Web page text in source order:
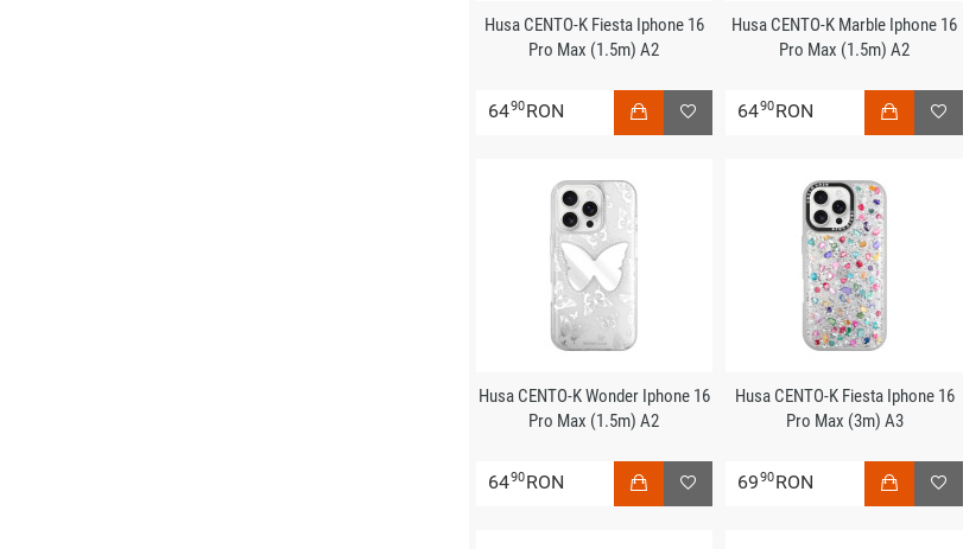
Husa CENTO-K Fiesta Iphone 16
Pro Max (1.5m) A2
6490RON
Husa CENTO-K Marble Iphone 16
Pro Max (1.5m) A2
6490RON
Husa CENTO-K Wonder Iphone 16
Pro Max (1.5m) A2
6490RON
Husa CENTO-K Fiesta Iphone 16
Pro Max (3m) A3
6990RON